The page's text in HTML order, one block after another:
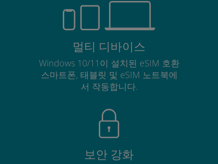
멀티 디바이스
Windows 10/11이 설치된 eSIM 호환
스마트폰, 태블릿 및 eSIM 노트북에
서 작동합니다.
보안 강화